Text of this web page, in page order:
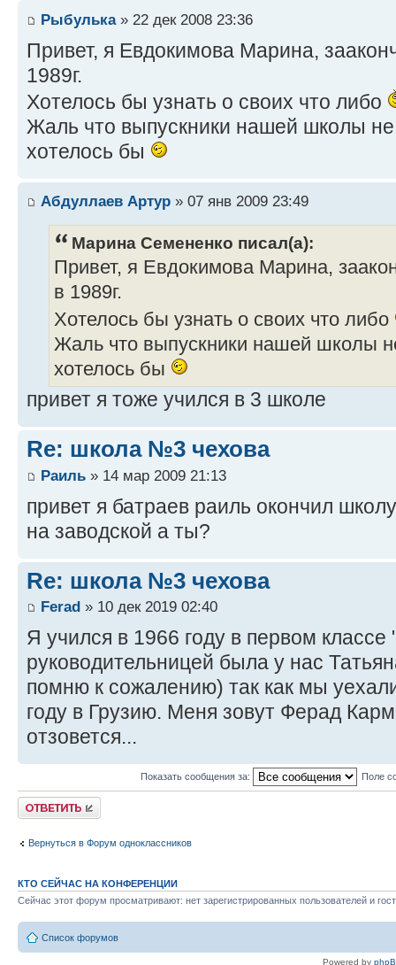
Рыбулька» 22 дек 2008 23:36
Привет, я Евдокимова Марина,
1989г.
Хотелось бы узнать о своих что либо
Жаль что выпускники нашей школы не
хотелось бы
Абдуллаев Артур » 07 янв 2009 23:49
Марина Семененко писал(а):
Привет, я Евдокимова Марина,
в 1989г.
Хотелось бы узнать о своих что либо
Жаль что выпускники нашей школы
хотелось бы
привет я тоже учился в 3 школе
Re: школа №3 чехова
Раиль » 14 мар 2009 21:13
привет я батраев раиль окончил
на заводской а ты?
Re: школа №3 чехова
Ferad » 10 дек 2019 02:40
Я учился в 1966 году в первом
руководительницей была у нас
помню к сожалению) так как мы
году в Грузию. Меня зовут Ферад
отзовется...
Показать сообщения за: Поле
Ответить
Вернуться в Форум одноклассников
КТО СЕЙЧАС НА КОНФЕРЕНЦИИ
Сейчас этот форум просматривают: нет зарегистрированных пользователей и
Список форумов
Powered by